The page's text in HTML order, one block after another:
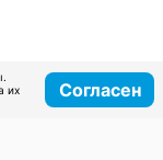
их
Согласен